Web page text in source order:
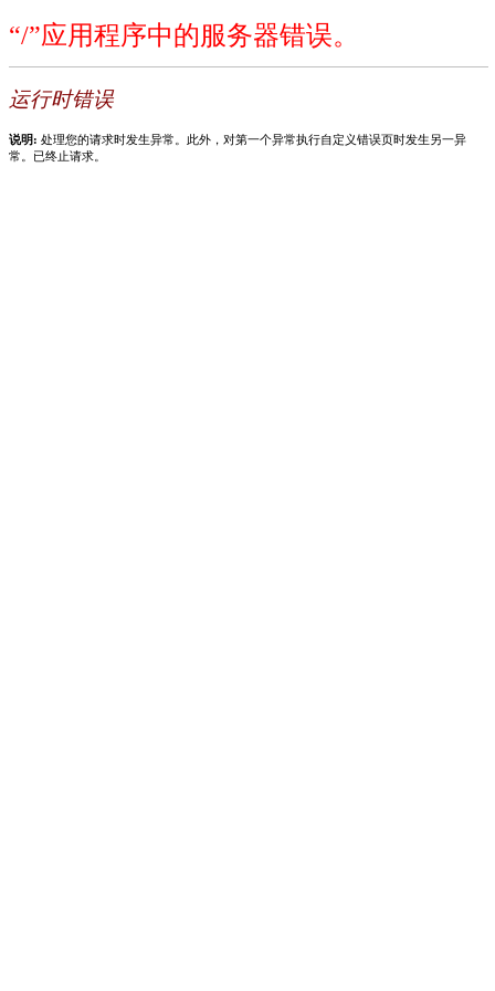
“/”应用程序中的服务器错误。
运行时错误
说明: 处理您的请求时发生异常。此外，对第一个异常执行自定义错误页时发生另一异
常。已终止请求。